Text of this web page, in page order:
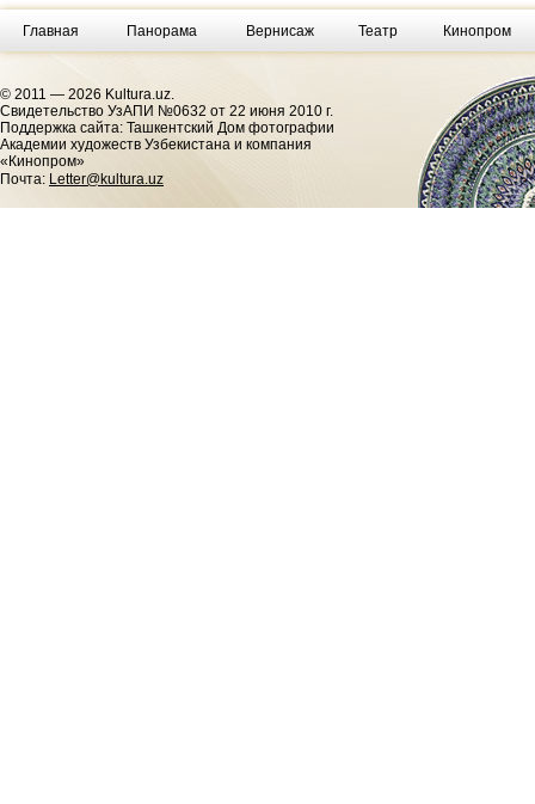
Главная Панорама Вернисаж Театр Кинопром
© 2011 — 2026 Kultura.uz.
Cвидетельство УзАПИ №0632 от 22 июня 2010 г.
Поддержка сайта: Ташкентский Дом фотографии
Академии художеств Узбекистана и компания
«Кинопром»
Почта: Letter@kultura.uz